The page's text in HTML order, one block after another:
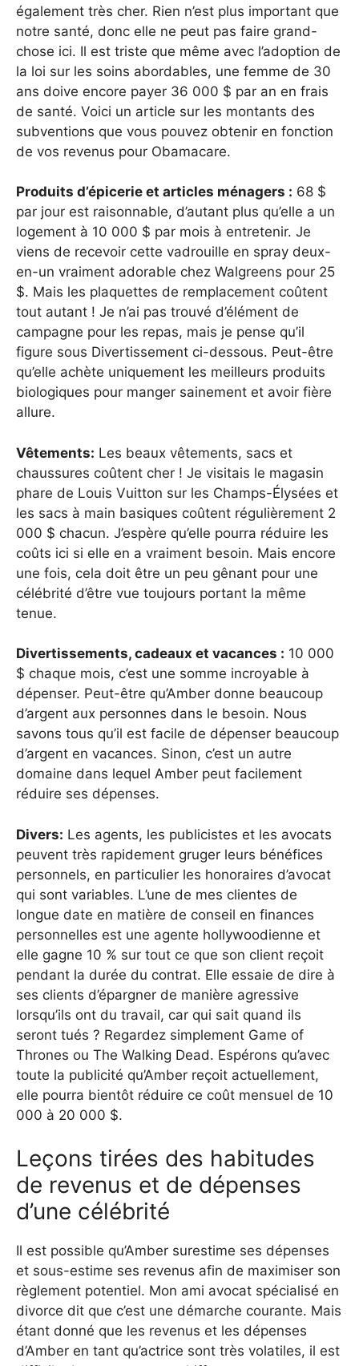
également très cher. Rien n’est plus important que
notre santé, donc elle ne peut pas faire grand-
chose ici. Il est triste que même avec l’adoption de
la loi sur les soins abordables, une femme de 30
ans doive encore payer 36 000 $ par an en frais
de santé. Voici un article sur les montants des
subventions que vous pouvez obtenir en fonction
de vos revenus pour Obamacare.
Produits d’épicerie et articles ménagers : 68 $
par jour est raisonnable, d’autant plus qu’elle a un
logement à 10 000 $ par mois à entretenir. Je
viens de recevoir cette vadrouille en spray deux-
en-un vraiment adorable chez Walgreens pour 25
$. Mais les plaquettes de remplacement coûtent
tout autant ! Je n’ai pas trouvé d’élément de
campagne pour les repas, mais je pense qu’il
figure sous Divertissement ci-dessous. Peut-être
qu’elle achète uniquement les meilleurs produits
biologiques pour manger sainement et avoir fière
allure.
Vêtements: Les beaux vêtements, sacs et
chaussures coûtent cher ! Je visitais le magasin
phare de Louis Vuitton sur les Champs-Élysées et
les sacs à main basiques coûtent régulièrement 2
000 $ chacun. J’espère qu’elle pourra réduire les
coûts ici si elle en a vraiment besoin. Mais encore
une fois, cela doit être un peu gênant pour une
célébrité d’être vue toujours portant la même
tenue.
Divertissements, cadeaux et vacances : 10 000
$ chaque mois, c’est une somme incroyable à
dépenser. Peut-être qu’Amber donne beaucoup
d’argent aux personnes dans le besoin. Nous
savons tous qu’il est facile de dépenser beaucoup
d’argent en vacances. Sinon, c’est un autre
domaine dans lequel Amber peut facilement
réduire ses dépenses.
Divers: Les agents, les publicistes et les avocats
peuvent très rapidement gruger leurs bénéfices
personnels, en particulier les honoraires d’avocat
qui sont variables. L’une de mes clientes de
longue date en matière de conseil en finances
personnelles est une agente hollywoodienne et
elle gagne 10 % sur tout ce que son client reçoit
pendant la durée du contrat. Elle essaie de dire à
ses clients d’épargner de manière agressive
lorsqu’ils ont du travail, car qui sait quand ils
seront tués ? Regardez simplement Game of
Thrones ou The Walking Dead. Espérons qu’avec
toute la publicité qu’Amber reçoit actuellement,
elle pourra bientôt réduire ce coût mensuel de 10
000 à 20 000 $.
Leçons tirées des habitudes
de revenus et de dépenses
d’une célébrité
Il est possible qu’Amber surestime ses dépenses
et sous-estime ses revenus afin de maximiser son
règlement potentiel. Mon ami avocat spécialisé en
divorce dit que c’est une démarche courante. Mais
étant donné que les revenus et les dépenses
d’Amber en tant qu’actrice sont très volatiles, il est